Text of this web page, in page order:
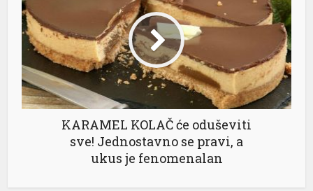
KARAMEL KOLAČ će oduševiti
sve! Jednostavno se pravi, a
ukus je fenomenalan